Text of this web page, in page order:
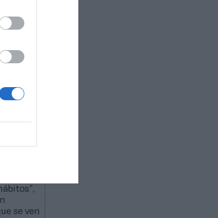
las
al
, y un
un
Ahora
se ven